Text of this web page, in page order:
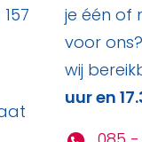
je één of
voor
wij
uur en